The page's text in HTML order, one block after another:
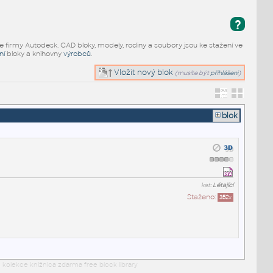
?
firmy Autodesk. CAD bloky, modely, rodiny a soubory jsou ke stažení ve
bloky a knihovny výrobců.
Vložit nový blok (musíte být přihlášeni)
blok
kat:Létající
Staženo: 352x
knižnica zdarma free block library